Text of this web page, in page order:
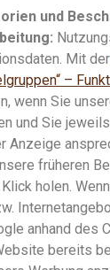
und
Mit der
–
wenn Sie
und Sie
Anzeige
früheren
holen.
anhand des
bereits